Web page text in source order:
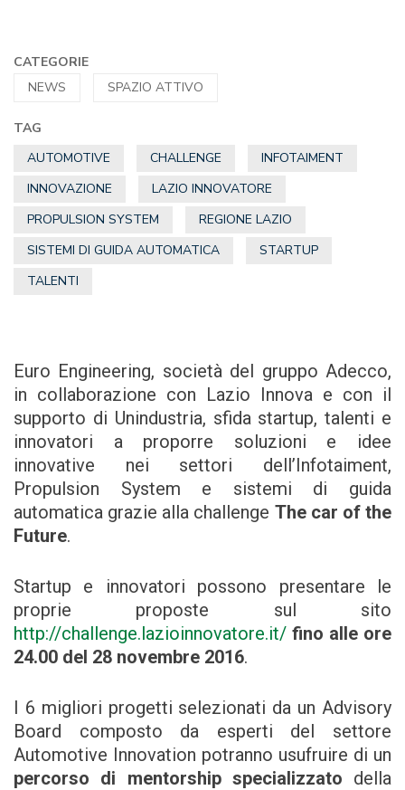
CATEGORIE
NEWS
SPAZIO ATTIVO
TAG
AUTOMOTIVE
CHALLENGE
INFOTAIMENT
INNOVAZIONE
LAZIO INNOVATORE
PROPULSION SYSTEM
REGIONE LAZIO
SISTEMI DI GUIDA AUTOMATICA
STARTUP
TALENTI
Euro Engineering, società del gruppo Adecco,
in collaborazione con Lazio Innova e con il
supporto di Unindustria, sfida startup, talenti e
innovatori a proporre soluzioni e idee
innovative nei settori dell’Infotaiment,
Propulsion System e sistemi di guida
automatica grazie alla challenge The car of the
Future.
Startup e innovatori possono presentare le
proprie proposte sul sito
http://challenge.lazioinnovatore.it/ fino alle ore
24.00 del 28 novembre 2016.
I 6 migliori progetti selezionati da un Advisory
Board composto da esperti del settore
Automotive Innovation potranno usufruire di un
percorso di mentorship specializzato della